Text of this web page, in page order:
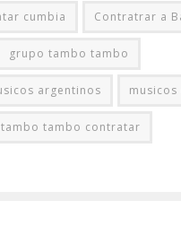
cumbia Contratrar a
grupo tambo tambo
argentinos musicos
tambo tambo contratar